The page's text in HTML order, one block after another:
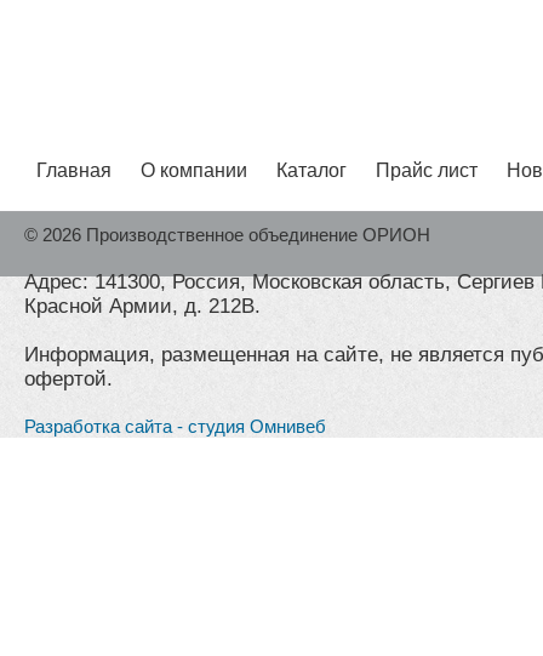
Главная О компании Каталог Прайс лист
© 2026 Производственное объединение ОРИОН
Адрес: 141300, Россия, Московская область,
Красной Армии, д. 212В.
Информация, размещенная на сайте, не является
офертой.
Разработка сайта - студия Омнивеб